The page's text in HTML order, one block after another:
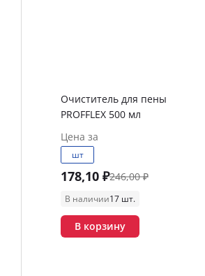
Очиститель для пены
PROFFLEX 500 мл
Цена за
шт
178,10 ₽246,00 ₽
В наличии17 шт.
В корзину